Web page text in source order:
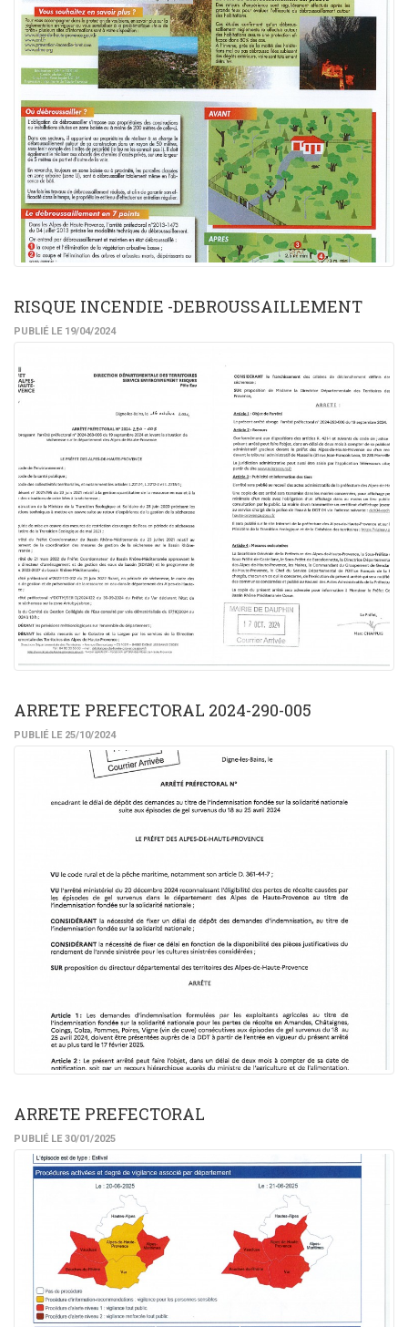
RISQUE INCENDIE -DEBROUSSAILLEMENT
PUBLIÉ LE 19/04/2024
ARRETE PREFECTORAL 2024-290-005
PUBLIÉ LE 25/10/2024
ARRETE PREFECTORAL
PUBLIÉ LE 30/01/2025